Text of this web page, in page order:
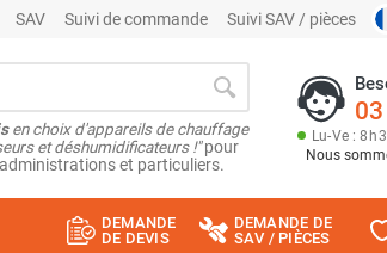
SAV Suivi de commande Suivi SAV / pièces
en choix d'appareils de chauffage
et déshumidificateurs !"pour
et particuliers.
Lu-Ve : 8h
Nous
DEMANDE
DE DEVIS
DEMANDE DE
SAV / PIÈCES